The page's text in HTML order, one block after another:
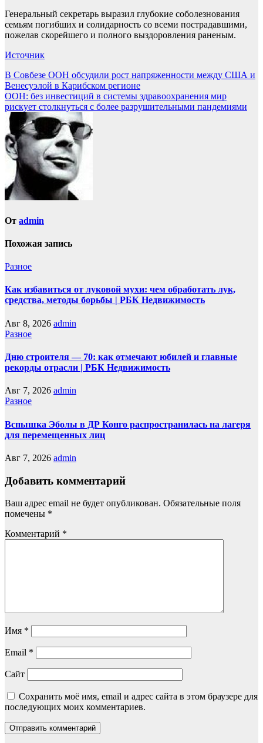
Генеральный секретарь выразил глубокие соболезнования
семьям погибших и солидарность со всеми пострадавшими,
пожелав скорейшего и полного выздоровления раненым.
Источник
Навигация
по
записям
В Совбезе ООН обсудили рост напряженности между США и
Венесуэлой в Карибском регионе
ООН: без инвестиций в системы здравоохранения мир
рискует столкнуться с более разрушительными пандемиями
От admin
Похожая запись
Разное
Как избавиться от луковой мухи: чем обработать лук,
средства, методы борьбы | РБК Недвижимость
Авг 8, 2026 admin
Разное
Дню строителя — 70: как отмечают юбилей и главные
рекорды отрасли | РБК Недвижимость
Авг 7, 2026 admin
Разное
Вспышка Эболы в ДР Конго распространилась на лагеря
для перемещенных лиц
Авг 7, 2026 admin
Добавить комментарий
Ваш адрес email не будет опубликован. Обязательные поля
помечены *
Комментарий *
Имя *
Email *
Сайт
Сохранить моё имя, email и адрес сайта в этом браузере для
последующих моих комментариев.